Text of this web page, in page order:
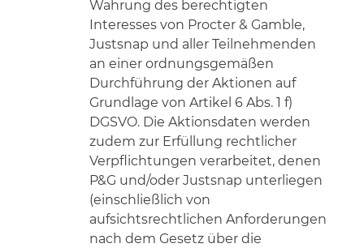
Wahrung des berechtigten
Interesses von Procter & Gamble,
Justsnap und aller Teilnehmenden
an einer ordnungsgemäßen
Durchführung der Aktionen auf
Grundlage von Artikel 6 Abs. 1 f)
DGSVO. Die Aktionsdaten werden
zudem zur Erfüllung rechtlicher
Verpflichtungen verarbeitet, denen
P&G und/oder Justsnap unterliegen
(einschließlich von
aufsichtsrechtlichen Anforderungen
nach dem Gesetz über die